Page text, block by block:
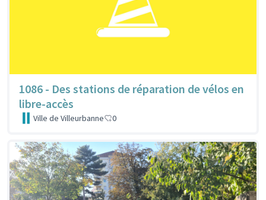
1086 - Des stations de réparation de vélos en
libre-accès
Ville de Villeurbanne 0